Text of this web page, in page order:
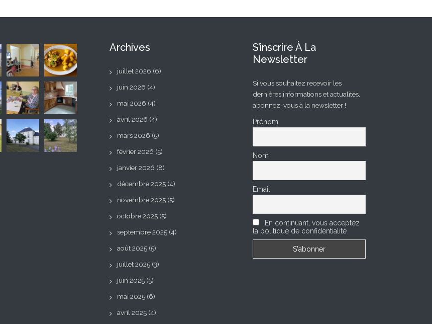
Archives
juillet 2026 (6)
juin 2026 (4)
mai 2026 (4)
avril 2026 (4)
mars 2026 (5)
février 2026 (5)
janvier 2026 (8)
décembre 2025 (4)
novembre 2025 (5)
octobre 2025 (5)
septembre 2025 (4)
août 2025 (5)
juillet 2025 (3)
juin 2025 (5)
mai 2025 (6)
avril 2025 (4)
S’inscrire À La
Newsletter
Si vous souhaitez recevoir les
dernières informations et actualités,
abonnez-vous à la newsletter !
Prénom
Nom
Email
En continuant, vous acceptez
la politique de confidentialité